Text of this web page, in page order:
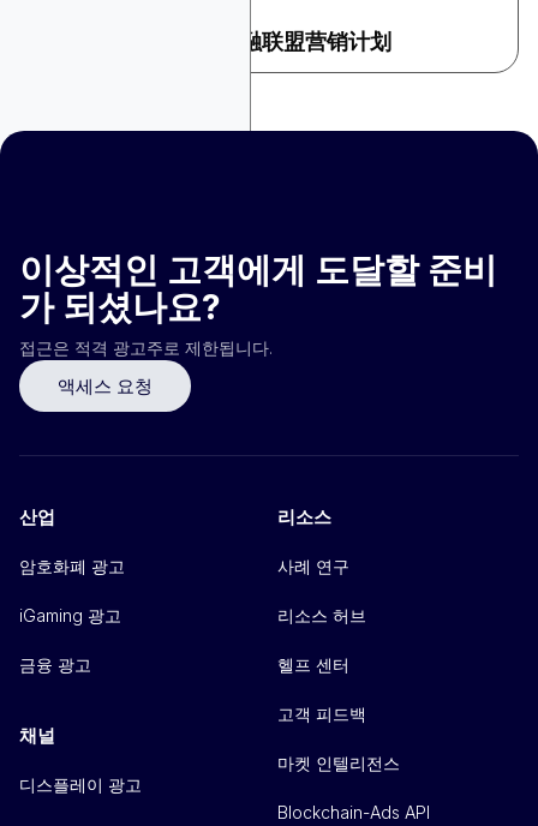
2026年十大高佣金金融联盟营销计划
이상적인 고객에게 도달할 준비
가 되셨나요?
접근은 적격 광고주로 제한됩니다.
액세스 요청
산업
암호화폐 광고
iGaming 광고
금융 광고
채널
디스플레이 광고
리소스
사례 연구
리소스 허브
헬프 센터
고객 피드백
마켓 인텔리전스
Blockchain-Ads API